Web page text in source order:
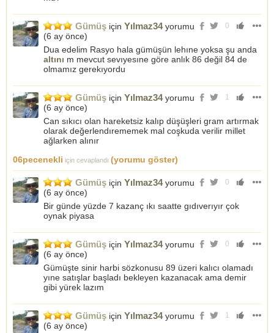
0
Gümüş için Yılmaz34yorumu
(6 ay önce)
Dua edelim Rasyo hala gümüşün lehıne yoksa şu anda
altını m mevcut sevıyesıne göre anlık 86 değil 84 de
olmamız gerekıyordu
1
Gümüş için Yılmaz34yorumu
(6 ay önce)
Can sıkıcı olan hareketsiz kalıp düşüşleri gram artırmak
olarak değerlendırememek mal coşkuda verilir millet
ağlarken alınır
06pecenekli için cevaplandı (yorumu göster)
0
Gümüş için Yılmaz34yorumu
(6 ay önce)
Bir günde yüzde 7 kazanç ıkı saatte gıdıverıyır çok
oynak piyasa
0
Gümüş için Yılmaz34yorumu
(6 ay önce)
Gümüşte sinir harbi sözkonusu 89 üzeri kalıcı olamadı
yıne satışlar başladı bekleyen kazanacak ama demir
gibi yürek lazım
1
Gümüş için Yılmaz34yorumu
(6 ay önce)